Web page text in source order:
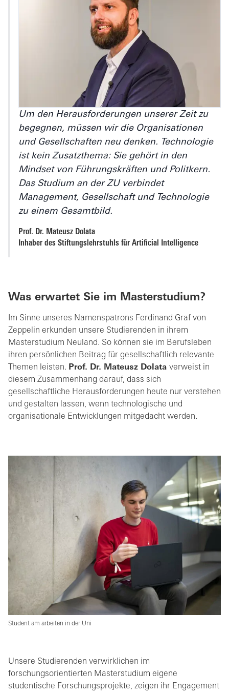
Um den Herausforderungen unserer Zeit zu
begegnen, müssen wir die Organisationen
und Gesellschaften neu denken. Technologie
ist kein Zusatzthema: Sie gehört in den
Mindset von Führungskräften und Politkern.
Das Studium an der ZU verbindet
Management, Gesellschaft und Technologie
zu einem Gesamtbild.
Prof. Dr. Mateusz Dolata
Inhaber des Stiftungslehrstuhls für Artificial Intelligence
Was erwartet Sie im Masterstudium?
Im Sinne unseres Namenspatrons Ferdinand Graf von
Zeppelin erkunden unsere Studierenden in ihrem
Masterstudium Neuland. So können sie im Berufsleben
ihren persönlichen Beitrag für gesellschaftlich relevante
Themen leisten. Prof. Dr. Mateusz Dolata verweist in
diesem Zusammenhang darauf, dass sich
gesellschaftliche Herausforderungen heute nur verstehen
und gestalten lassen, wenn technologische und
organisationale Entwicklungen mitgedacht werden.
Student am arbeiten in der Uni
Unsere Studierenden verwirklichen im
forschungsorientierten Masterstudium eigene
studentische Forschungsprojekte, zeigen ihr Engagement